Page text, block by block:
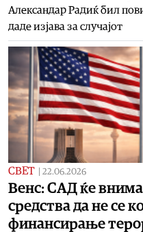
Александар Радиќ бил
даде изјава за случајот
СВЕТ 22.06.2026
Венс: САД ќе
средства да не се
финансирање